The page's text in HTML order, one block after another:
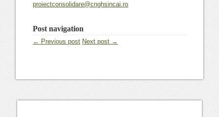
proiectconsolidare@cnghsincai.ro
Post navigation
← Previous post Next post →